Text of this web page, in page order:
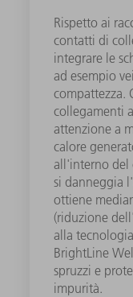
Rispetto ai
contatti di
integrare le
ad esempio
compattezza.
collegamenti
attenzione a
calore
all'interno del
si danneggia
ottiene
(riduzione
alla
BrightLine
spruzzi e
impurità.